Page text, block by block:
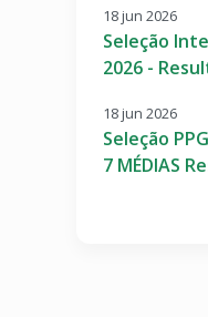
18 jun 2026
Seleção
2026 -
18 jun 2026
Seleção
7 MÉDIAS